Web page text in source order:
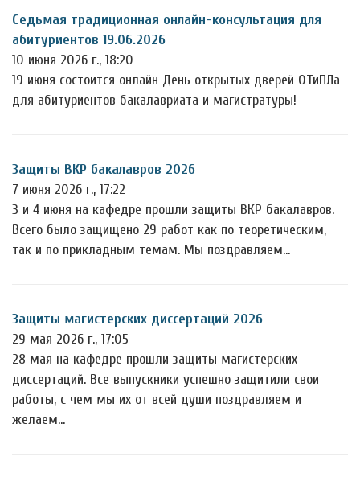
Седьмая традиционная онлайн-консультация для
абитуриентов 19.06.2026
10 июня 2026 г., 18:20
19 июня состоится онлайн День открытых дверей ОТиПЛа
для абитуриентов бакалавриата и магистратуры!
Защиты ВКР бакалавров 2026
7 июня 2026 г., 17:22
3 и 4 июня на кафедре прошли защиты ВКР бакалавров.
Всего было защищено 29 работ как по теоретическим,
так и по прикладным темам. Мы поздравляем…
Защиты магистерских диссертаций 2026
29 мая 2026 г., 17:05
28 мая на кафедре прошли защиты магистерских
диссертаций. Все выпускники успешно защитили свои
работы, с чем мы их от всей души поздравляем и
желаем…